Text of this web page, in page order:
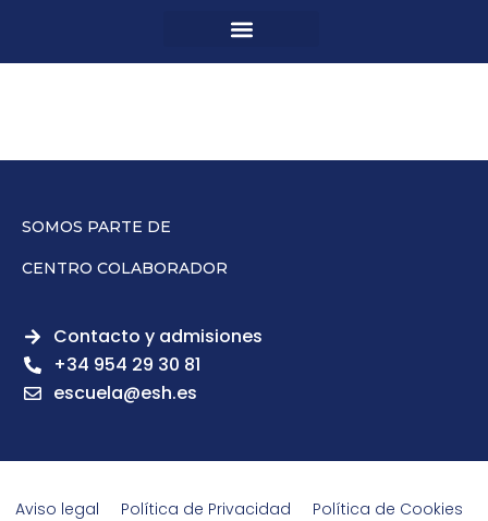
SOMOS PARTE DE
CENTRO COLABORADOR
Contacto y admisiones
+34 954 29 30 81
escuela@esh.es
Aviso legal Política de Privacidad
Política de Cookies